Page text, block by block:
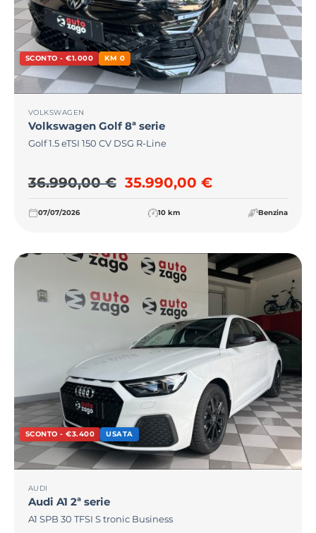
SCONTO - €1.000 KM 0
VOLKSWAGEN
Volkswagen Golf 8ª serie
Golf 1.5 eTSI 150 CV DSG R-Line
36.990,00€ Il prezzo originale era:
35.990,00 €Il prezzo
07/07/2026 10 km Benzina
SCONTO - €3.400 USATA
AUDI
Audi A1 2ª serie
A1 SPB 30 TFSI S tronic Business